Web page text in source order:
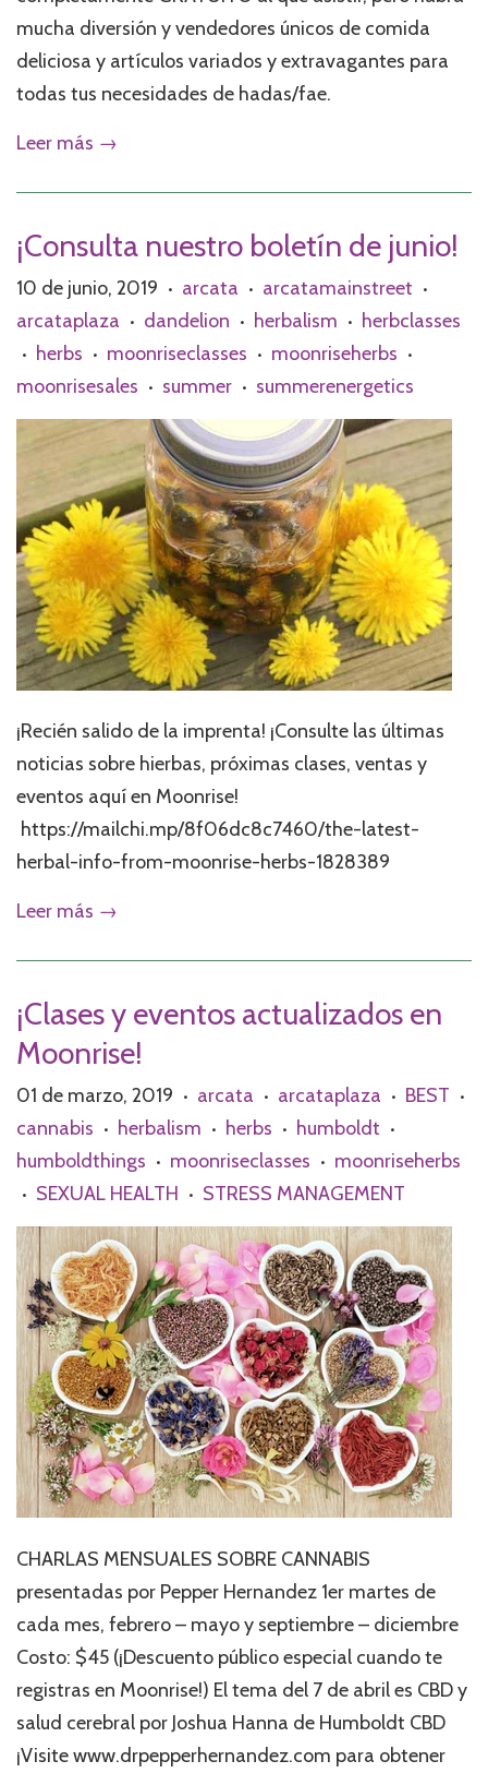
mucha diversión y vendedores únicos de comida
deliciosa y artículos variados y extravagantes para
todas tus necesidades de hadas/fae.
Leer más →
¡Consulta nuestro boletín de junio!
10 de junio, 2019 • arcata • arcatamainstreet •
arcataplaza • dandelion • herbalism • herbclasses
• herbs • moonriseclasses • moonriseherbs •
moonrisesales • summer • summerenergetics
¡Recién salido de la imprenta! ¡Consulte las últimas
noticias sobre hierbas, próximas clases, ventas y
eventos aquí en Moonrise!
https://mailchi.mp/8f06dc8c7460/the-latest-
herbal-info-from-moonrise-herbs-1828389
Leer más →
¡Clases y eventos actualizados en
Moonrise!
01 de marzo, 2019 • arcata • arcataplaza • BEST •
cannabis • herbalism • herbs • humboldt •
humboldthings • moonriseclasses • moonriseherbs
• SEXUAL HEALTH • STRESS MANAGEMENT
CHARLAS MENSUALES SOBRE CANNABIS
presentadas por Pepper Hernandez 1er martes de
cada mes, febrero – mayo y septiembre – diciembre
Costo: $45 (¡Descuento público especial cuando te
registras en Moonrise!) El tema del 7 de abril es CBD y
salud cerebral por Joshua Hanna de Humboldt CBD
¡Visite www.drpepperhernandez.com para obtener